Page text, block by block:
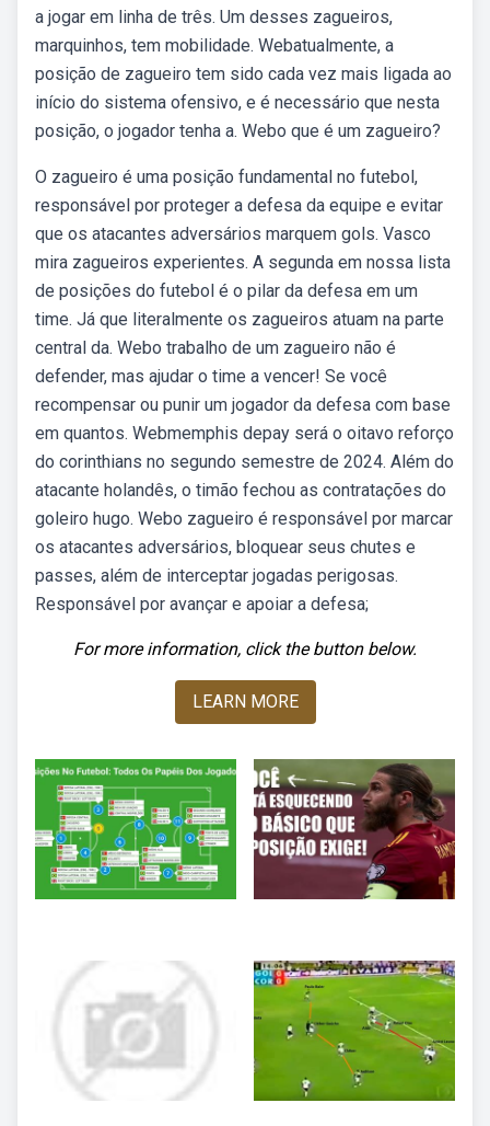
a jogar em linha de três. Um desses zagueiros,
marquinhos, tem mobilidade. Webatualmente, a
posição de zagueiro tem sido cada vez mais ligada ao
início do sistema ofensivo, e é necessário que nesta
posição, o jogador tenha a. Webo que é um zagueiro?
O zagueiro é uma posição fundamental no futebol,
responsável por proteger a defesa da equipe e evitar
que os atacantes adversários marquem gols. Vasco
mira zagueiros experientes. A segunda em nossa lista
de posições do futebol é o pilar da defesa em um
time. Já que literalmente os zagueiros atuam na parte
central da. Webo trabalho de um zagueiro não é
defender, mas ajudar o time a vencer! Se você
recompensar ou punir um jogador da defesa com base
em quantos. Webmemphis depay será o oitavo reforço
do corinthians no segundo semestre de 2024. Além do
atacante holandês, o timão fechou as contratações do
goleiro hugo. Webo zagueiro é responsável por marcar
os atacantes adversários, bloquear seus chutes e
passes, além de interceptar jogadas perigosas.
Responsável por avançar e apoiar a defesa;
For more information, click the button below.
LEARN MORE